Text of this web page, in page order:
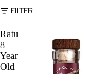
FILTER
Ratu
8
Year
Old